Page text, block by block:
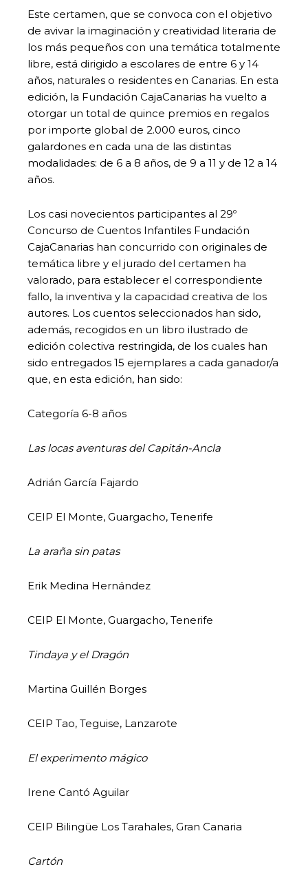
Este certamen, que se convoca con el objetivo
de avivar la imaginación y creatividad literaria de
los más pequeños con una temática totalmente
libre, está dirigido a escolares de entre 6 y 14
años, naturales o residentes en Canarias. En esta
edición, la Fundación CajaCanarias ha vuelto a
otorgar un total de quince premios en regalos
por importe global de 2.000 euros, cinco
galardones en cada una de las distintas
modalidades: de 6 a 8 años, de 9 a 11 y de 12 a 14
años.
Los casi novecientos participantes al 29º
Concurso de Cuentos Infantiles Fundación
CajaCanarias han concurrido con originales de
temática libre y el jurado del certamen ha
valorado, para establecer el correspondiente
fallo, la inventiva y la capacidad creativa de los
autores. Los cuentos seleccionados han sido,
además, recogidos en un libro ilustrado de
edición colectiva restringida, de los cuales han
sido entregados 15 ejemplares a cada ganador/a
que, en esta edición, han sido:
Categoría 6-8 años
Las locas aventuras del Capitán-Ancla
Adrián García Fajardo
CEIP El Monte, Guargacho, Tenerife
La araña sin patas
Erik Medina Hernández
CEIP El Monte, Guargacho, Tenerife
Tindaya y el Dragón
Martina Guillén Borges
CEIP Tao, Teguise, Lanzarote
El experimento mágico
Irene Cantó Aguilar
CEIP Bilingüe Los Tarahales, Gran Canaria
Cartón